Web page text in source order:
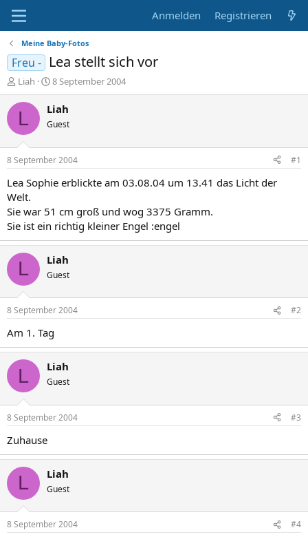
Anmelden Registrieren
Meine Baby-Fotos
Freu - Lea stellt sich vor
E
r
s
l
e
r
Liah
E
r
s
e
t
a
8 September 2004
L Liah
Guest
8 September 2004 #1
Lea Sophie erblickte am 03.08.04 um 13.41 das Licht der
Welt.
Sie war 51 cm groß und wog 3375 Gramm.
Sie ist ein richtig kleiner Engel :engel
L Liah
Guest
8 September 2004 #2
Am 1. Tag
L Liah
Guest
8 September 2004 #3
Zuhause
L Liah
Guest
8 September 2004 #4